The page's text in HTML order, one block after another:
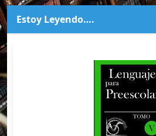
Estoy Leyendo….